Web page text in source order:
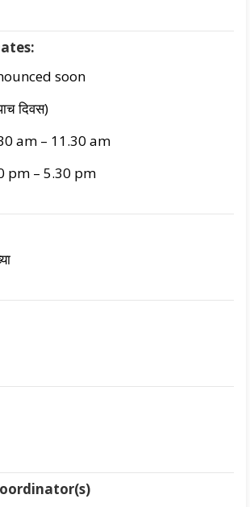
soon
दिवस)
am – 11.30 am
pm – 5.30 pm